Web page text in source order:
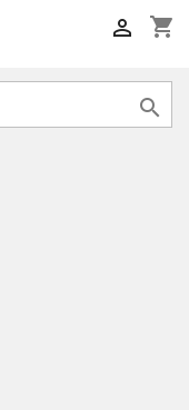
shopping_cart

